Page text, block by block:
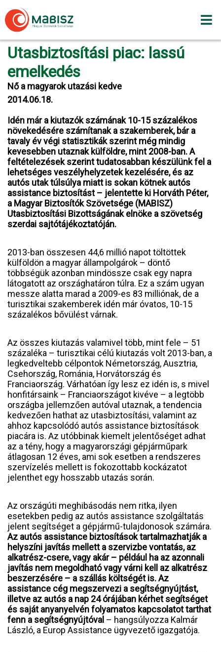
to
content
Utasbiztosítási piac: lassú
emelkedés
Nő a magyarok utazási kedve
2014.06.18.
Idén már a kiutazók számának 10-15 százalékos
növekedésére számítanak a szakemberek, bár a
tavaly év végi statisztikák szerint még mindig
kevesebben utaznak külföldre, mint 2008-ban. A
feltételezések szerint tudatosabban készülünk fel a
lehetséges veszélyhelyzetek kezelésére, és az
autós utak túlsúlya miatt is sokan kötnek autós
assistance biztosítást – jelentette ki Horváth Péter,
a Magyar Biztosítók Szövetsége (MABISZ)
Utasbiztosítási Bizottságának elnöke a szövetség
szerdai sajtótájékoztatóján.
2013-ban összesen 44,6 millió napot töltöttek
külföldön a magyar állampolgárok – döntő
többségük azonban mindössze csak egy napra
látogatott az országhatáron túlra. Ez a szám ugyan
messze alatta marad a 2009-es 83 milliónak, de a
turisztikai szakemberek idén már óvatos, 10-15
százalékos bővülést várnak.
Az összes kiutazás valamivel több, mint fele – 51
százaléka – turisztikai célú kiutazás volt 2013-ban, a
legkedveltebb célpontok Németország, Ausztria,
Csehország, Románia, Horvátország és
Franciaország. Várhatóan így lesz ez idén is, s mivel
honfitársaink – Franciaországot kivéve – a legtöbb
országba jellemzően autóval utaznak, a tendencia
kedvezően hathat az utasbiztosítási, valamint az
ahhoz kapcsolódó autós assistance biztosítások
piacára is. Az utóbbinak kiemelt jelentőséget adhat
az a tény, hogy a magyarországi gépjárműpark
átlagosan 12 éves, ami sok esetben a rendszeres
szervízelés mellett is fokozottabb kockázatot
jelenthet egy hosszabb utazás során.
Az országúti meghibásodás nem ritka, ilyen
esetekben pedig az autós assistance szolgáltatás
jelent segítséget a gépjármű-tulajdonosok számára.
Az autós assistance biztosítások tartalmazhatják a
helyszíni javítás mellett a szervizbe vontatás, az
alkatrész-csere, vagy akár – például ha az azonnali
javítás nem megoldható vagy várni kell az alkatrész
beszerzésére – a szállás költségét is. Az
assistance cég megszervezi a segítségnyújtást,
illetve az autós a nap 24 órájában kérhet segítséget
és saját anyanyelvén folyamatos kapcsolatot tarthat
fenn a segítségnyújtóval – hangsúlyozza Kalmár
László, a Europ Assistance ügyvezető igazgatója.